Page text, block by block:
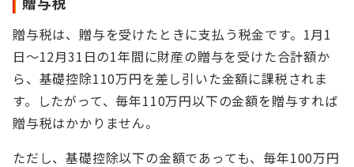
贈与税は、贈与を受けたときに支払う税金です。1月1
日～12月31日の1年間に財産の贈与を受けた合計額か
ら、基礎控除110万円を差し引いた金額に課税されま
す。したがって、毎年110万円以下の金額を贈与すれば
贈与税はかかりません。
ただし、基礎控除以下の金額であっても、毎年100万円